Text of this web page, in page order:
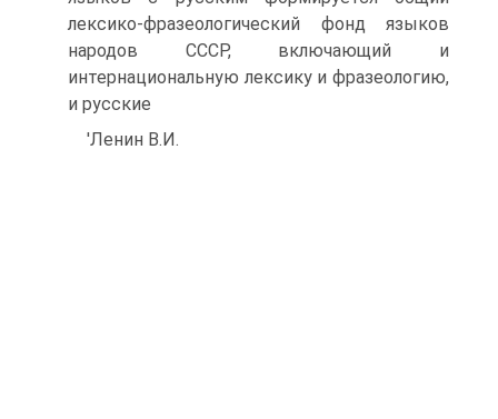
лексико-фразеологический фонд языков
народов СССР, включающий и
интернациональную лексику и фразеологию,
и русские
'Ленин В.И.